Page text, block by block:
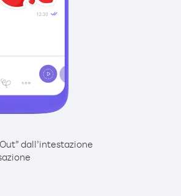
dall’intestazione